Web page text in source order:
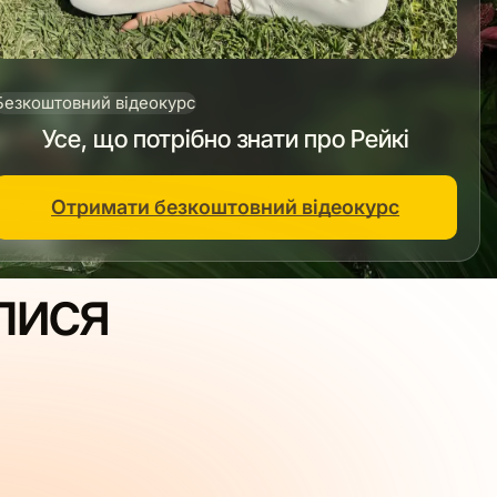
відеокурс
Усе, що потрібно знати про Рейкі
Отримати безкоштовний відеокурс